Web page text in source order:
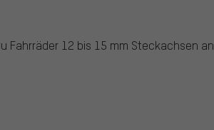
Fahrräder 12 bis 15 mm Steckachsen an